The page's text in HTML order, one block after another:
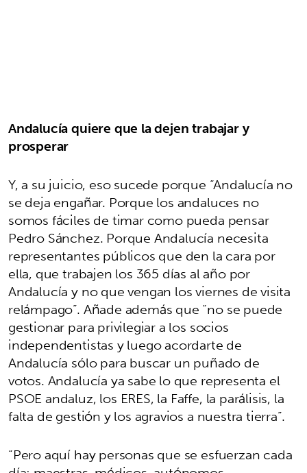
Andalucía quiere que la dejen trabajar y
prosperar
Y, a su juicio, eso sucede porque “Andalucía no
se deja engañar. Porque los andaluces no
somos fáciles de timar como pueda pensar
Pedro Sánchez. Porque Andalucía necesita
representantes públicos que den la cara por
ella, que trabajen los 365 días al año por
Andalucía y no que vengan los viernes de visita
relámpago”. Añade además que “no se puede
gestionar para privilegiar a los socios
independentistas y luego acordarte de
Andalucía sólo para buscar un puñado de
votos. Andalucía ya sabe lo que representa el
PSOE andaluz, los ERES, la Faffe, la parálisis, la
falta de gestión y los agravios a nuestra tierra”.
“Pero aquí hay personas que se esfuerzan cada